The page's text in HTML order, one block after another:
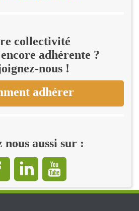
collectivité
encore adhérente ?
nous !
adhérer
nous aussi sur :